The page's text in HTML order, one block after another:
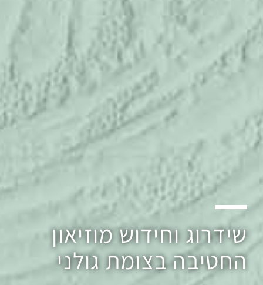
שידרוג וחידוש מוזיאון
החטיבה בצומת גולני